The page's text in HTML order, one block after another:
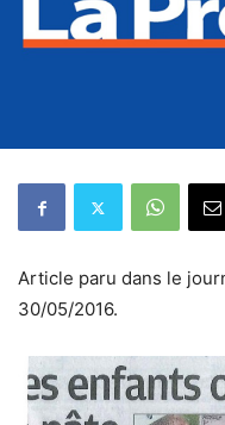
Article paru dans le
30/05/2016.